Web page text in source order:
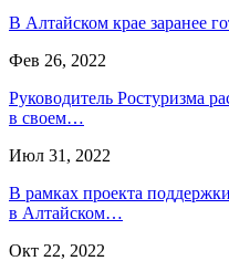
В Алтайском крае заранее
Фев 26, 2022
Руководитель Ростуризма
в своем…
Июл 31, 2022
В рамках проекта
в Алтайском…
Окт 22, 2022